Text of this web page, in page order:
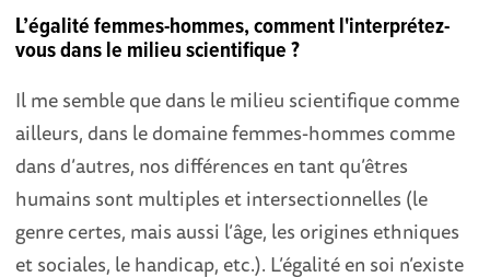
L’égalité femmes-hommes, comment l'interprétez-
vous dans le milieu scientifique ?
Il me semble que dans le milieu scientifique comme
ailleurs, dans le domaine femmes-hommes comme
dans d’autres, nos différences en tant qu’êtres
humains sont multiples et intersectionnelles (le
genre certes, mais aussi l’âge, les origines ethniques
et sociales, le handicap, etc.). L’égalité en soi n’existe